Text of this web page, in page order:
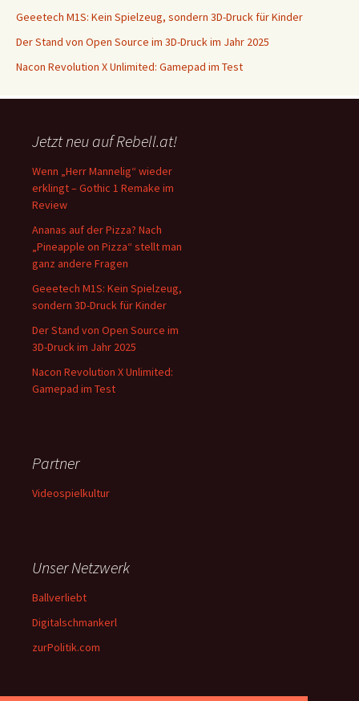
Geeetech M1S: Kein Spielzeug, sondern 3D-Druck für Kinder
Der Stand von Open Source im 3D-Druck im Jahr 2025
Nacon Revolution X Unlimited: Gamepad im Test
Jetzt neu auf Rebell.at!
Wenn „Herr Mannelig“ wieder
erklingt – Gothic 1 Remake im
Review
Ananas auf der Pizza? Nach
„Pineapple on Pizza“ stellt man
ganz andere Fragen
Geeetech M1S: Kein Spielzeug,
sondern 3D-Druck für Kinder
Der Stand von Open Source im
3D-Druck im Jahr 2025
Nacon Revolution X Unlimited:
Gamepad im Test
Partner
Videospielkultur
Unser Netzwerk
Ballverliebt
Digitalschmankerl
zurPolitik.com